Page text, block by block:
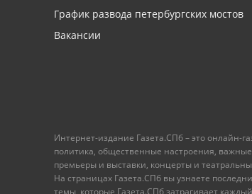
График развода петербургских мостов
Вакансии
Интернет-издание Газета.СПб – это онлайн-
политика, общественные настроения,
премьеры и выставки, концерты и
На страницах Газета.СПб вы узнаете
темы, которые Газета.СПб затрагивает